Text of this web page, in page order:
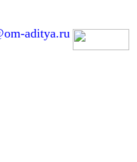
aditya.ru